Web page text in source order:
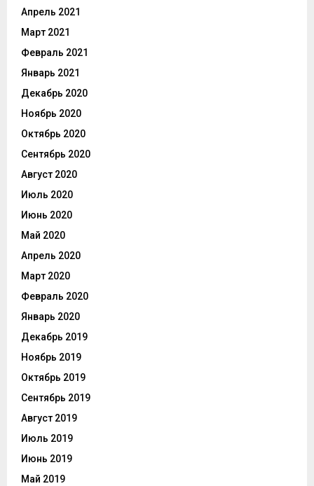
Апрель 2021
Март 2021
Февраль 2021
Январь 2021
Декабрь 2020
Ноябрь 2020
Октябрь 2020
Сентябрь 2020
Август 2020
Июль 2020
Июнь 2020
Май 2020
Апрель 2020
Март 2020
Февраль 2020
Январь 2020
Декабрь 2019
Ноябрь 2019
Октябрь 2019
Сентябрь 2019
Август 2019
Июль 2019
Июнь 2019
Май 2019